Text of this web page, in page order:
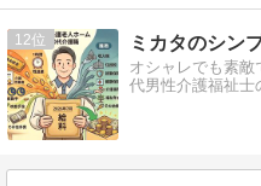
12 ミカタのシン
オシャレでも素
代男性介護福祉士